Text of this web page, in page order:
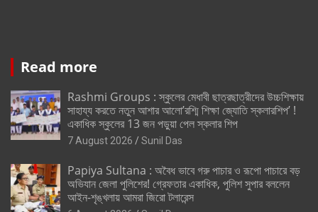
Read more
Rashmi Groups : স্কুলের মেধাবী ছাত্রছাত্রীদের উচ্চশিক্ষায়
সাহায্য করতে নতুন আশার আলো’রশ্মি শিক্ষা জ্যোতি স্কলারশিপ’ !
একাধিক স্কুলের 13 জন পড়ুয়া পেল স্কলার শিপ
7 August 2026 Sunil Das
Papiya Sultana : অবৈধ ভাবে গরু পাচার ও রূপো পাচারে বড়
অভিযান জেলা পুলিশের! গ্রেফতার একাধিক, পুলিশ সুপার বললেন
আইন-শৃঙ্খলায় আমরা জিরো টলারেন্স